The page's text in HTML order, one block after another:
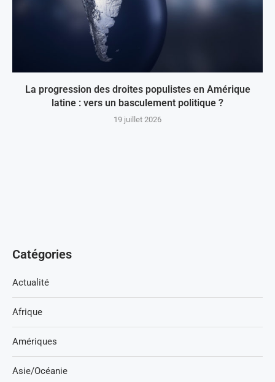
La progression des droites populistes en Amérique
latine : vers un basculement politique ?
19 juillet 2026
Catégories
Actualité
Afrique
Amériques
Asie/Océanie